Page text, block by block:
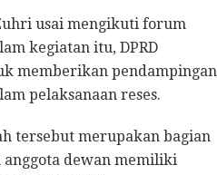
usai mengikuti forum
kegiatan itu, DPRD
memberikan pendampingan
pelaksanaan reses.
tersebut merupakan bagian
dewan memiliki